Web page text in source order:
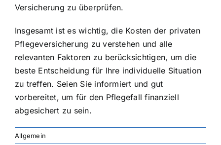
Versicherung zu überprüfen.
Insgesamt ist es wichtig, die Kosten der privaten
Pflegeversicherung zu verstehen und alle
relevanten Faktoren zu berücksichtigen, um die
beste Entscheidung für Ihre individuelle Situation
zu treffen. Seien Sie informiert und gut
vorbereitet, um für den Pflegefall finanziell
abgesichert zu sein.
Allgemein